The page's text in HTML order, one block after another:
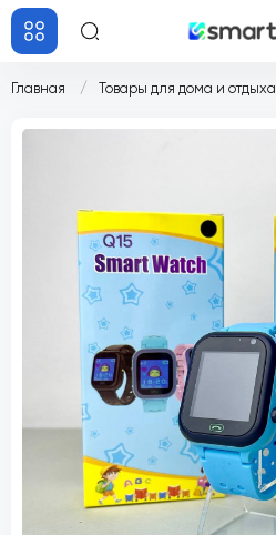
Главная Товары для дома и отдыха